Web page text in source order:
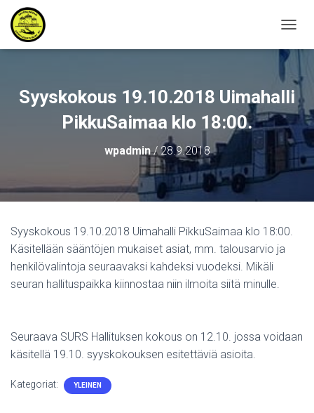
A
G
O
I
N
T
P
E
Syyskokous 19.10.2018 Uimahalli
PikkuSaimaa klo 18:00.
wpadmin/ 28.9.2018
Syyskokous 19.10.2018 Uimahalli PikkuSaimaa klo 18:00.
Käsitellään sääntöjen mukaiset asiat, mm. talousarvio ja
henkilövalintoja seuraavaksi kahdeksi vuodeksi. Mikäli
seuran hallituspaikka kiinnostaa niin ilmoita siitä minulle.
Seuraava SURS Hallituksen kokous on 12.10. jossa voidaan
käsitellä 19.10. syyskokouksen esitettäviä asioita.
Kategoriat: YLEINEN